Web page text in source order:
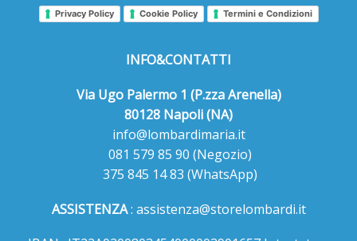
Privacy Policy Cookie Policy Termini e Condizioni
INFO&CONTATTI
Via Ugo Palermo 1 (P.zza Arenella)
80128 Napoli (NA)
info@lombardimaria.it
081 579 85 90 (Negozio)
375 845 14 83 (WhatsApp)
ASSISTENZA: assistenza@storelombardi.it